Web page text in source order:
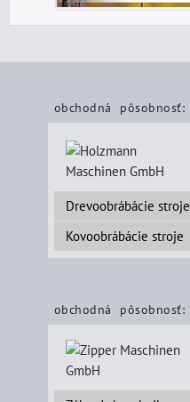
obchodná pôsobnosť:
Drevoobrábácie stroje
Kovoobrábácie stroje
obchodná pôsobnosť: